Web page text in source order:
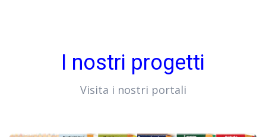
I nostri progetti
Visita i nostri portali